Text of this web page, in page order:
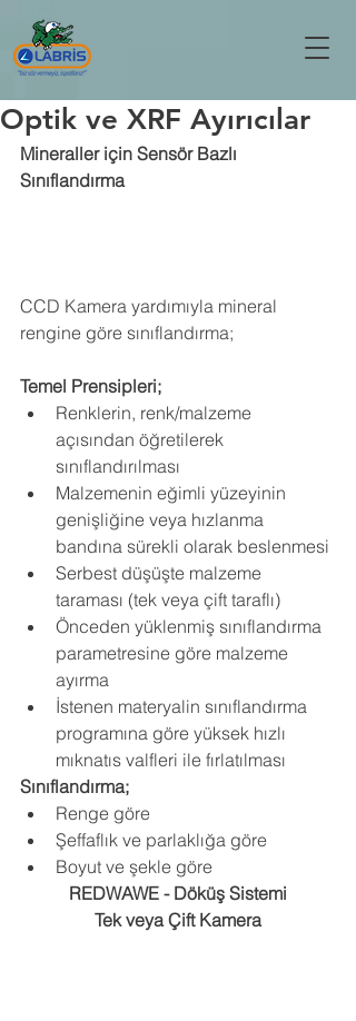
Optik ve XRF Ayırıcılar
Mineraller için Sensör Bazlı
Sınıflandırma
CCD Kamera yardımıyla mineral
rengine göre sınıflandırma;
Temel Prensipleri;
Renklerin, renk/malzeme
açısından öğretilerek
sınıflandırılması
Malzemenin eğimli yüzeyinin
genişliğine veya hızlanma
bandına sürekli olarak beslenmesi
Serbest düşüşte malzeme
taraması (tek veya çift taraflı)
Önceden yüklenmiş sınıflandırma
parametresine göre malzeme
ayırma
İstenen materyalin sınıflandırma
programına göre yüksek hızlı
mıknatıs valfleri ile fırlatılması
Sınıflandırma;
Renge göre
Şeffaflık ve parlaklığa göre
Boyut ve şekle göre
REDWAWE - Döküş Sistemi
Tek veya Çift Kamera